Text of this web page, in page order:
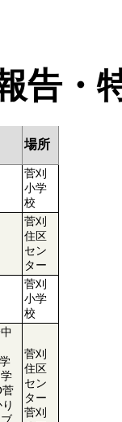
告・
場所
菅刈
小学
校
菅刈
住区
セン
ター
菅刈
小学
校
菅
菅刈
住区
セン
ター
菅刈